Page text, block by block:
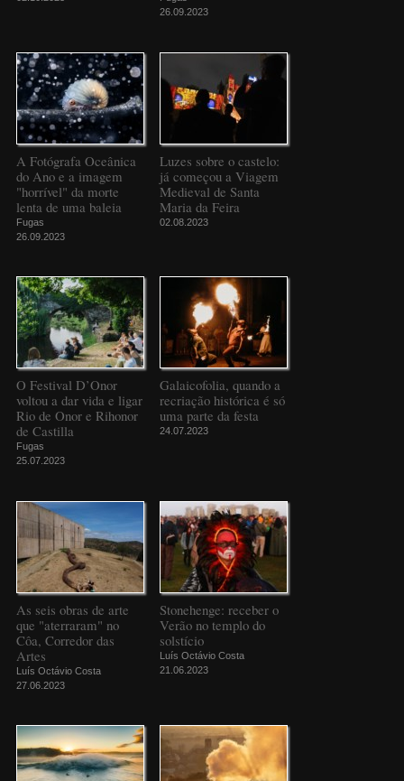
26.09.2023
A Fotógrafa Oceânica
do Ano e a imagem
"horrível" da morte
lenta de uma baleia
Fugas
26.09.2023
Luzes sobre o castelo:
já começou a Viagem
Medieval de Santa
Maria da Feira
02.08.2023
O Festival D’Onor
voltou a dar vida e ligar
Rio de Onor e Rihonor
de Castilla
Fugas
25.07.2023
Galaicofolia, quando a
recriação histórica é só
uma parte da festa
24.07.2023
As seis obras de arte
que "aterraram" no
Côa, Corredor das
Artes
Luís Octávio Costa
27.06.2023
Stonehenge: receber o
Verão no templo do
solstício
Luís Octávio Costa
21.06.2023